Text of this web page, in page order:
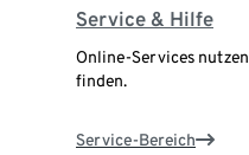
Service & Hilfe
Online-Services
finden.
Service-Bereich